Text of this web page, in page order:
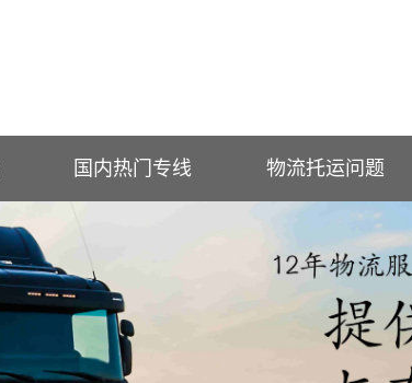
国内热门专线 物流托运问题